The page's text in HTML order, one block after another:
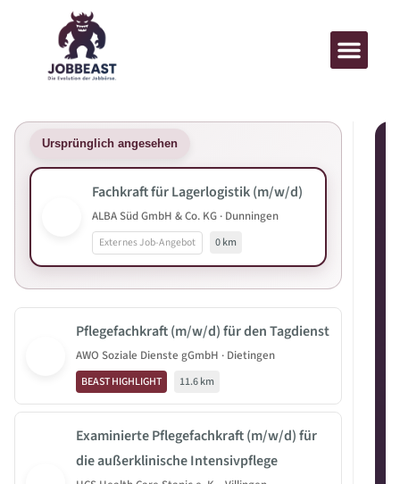
Ursprünglich angesehen
Fachkraft für Lagerlogistik (m/w/d)
ALBA Süd GmbH & Co. KG · Dunningen
Externes Job-Angebot 0 km
Pflegefachkraft (m/w/d) für den Tagdienst
AWO Soziale Dienste gGmbH · Dietingen
BEAST HIGHLIGHT 11.6 km
Examinierte Pflegefachkraft (m/w/d) für
die außerklinische Intensivpflege